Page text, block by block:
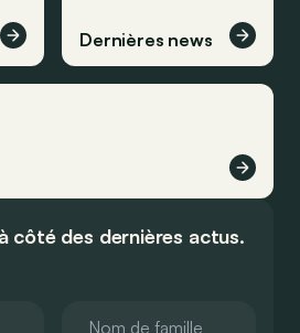
Dernières news
côté des dernières actus.